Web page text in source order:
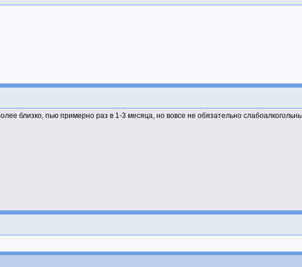
близко, пью примерно раз в 1-3 месяца, но вовсе не обязательно